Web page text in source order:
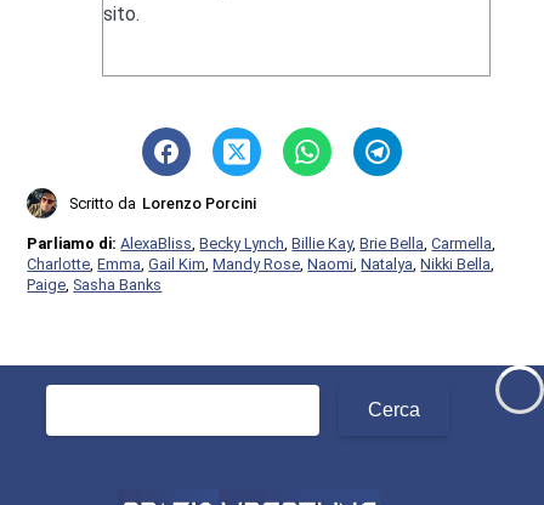
sito.
Scritto da Lorenzo Porcini
Parliamo di:AlexaBliss,Becky Lynch,Billie Kay,Brie Bella,Carmella,
Charlotte,Emma,Gail Kim,Mandy Rose,Naomi,Natalya,Nikki Bella,
Paige,Sasha Banks
Ricerca